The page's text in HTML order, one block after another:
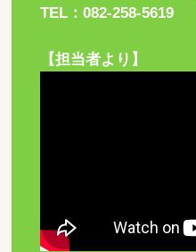
TEL：082-258-5619
【担当者より】